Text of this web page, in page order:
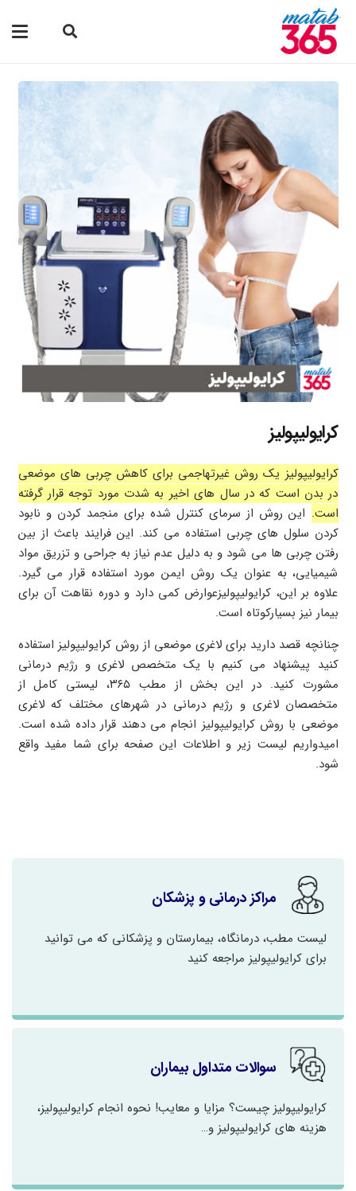
کرایولیپولیز
کرایولیپولیز یک روش غیرتهاجمی برای کاهش چربی های موضعی
در بدن است که در سال های اخیر به شدت مورد توجه قرار گرفته
است. این روش از سرمای کنترل شده برای منجمد کردن و نابود
کردن سلول های چربی استفاده می کند. این فرایند باعث از بین
رفتن چربی ها می شود و به دلیل عدم نیاز به جراحی و تزریق مواد
شیمیایی، به عنوان یک روش ایمن مورد استفاده قرار می گیرد.
علاوه بر این، کرایولیپولیزعوارض کمی دارد و دوره نقاهت آن برای
بیمار نیز بسیارکوتاه است.
چنانچه قصد دارید برای لاغری موضعی از روش کرایولیپولیز استفاده
کنید پیشنهاد می کنیم با یک متخصص لاغری و رژیم درمانی
مشورت کنید. در این بخش از مطب ۳۶۵، لیستی کامل از
متخصصان لاغری و رژیم درمانی در شهرهای مختلف که لاغری
موضعی با روش کرایولیپولیز انجام می دهند قرار داده شده است.
امیدواریم لیست زیر و اطلاعات این صفحه برای شما مفید واقع
شود.
مراکز درمانی و پزشکان
لیست مطب، درمانگاه، بیمارستان و پزشکانی که می توانید
برای کرایولیپولیز مراجعه کنید
سوالات متداول بیماران
کرایولیپولیز چیست؟ مزایا و معایب! نحوه انجام کرایولیپولیز،
هزینه های کرایولیپولیز و…